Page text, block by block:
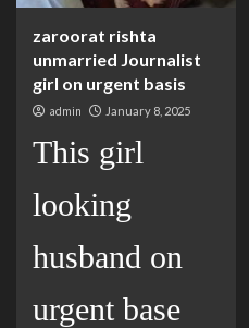
zaroorat rishta
unmarried Journalist
girl on urgent basis
admin January 8, 2025
This girl
looking
husband on
urgent base